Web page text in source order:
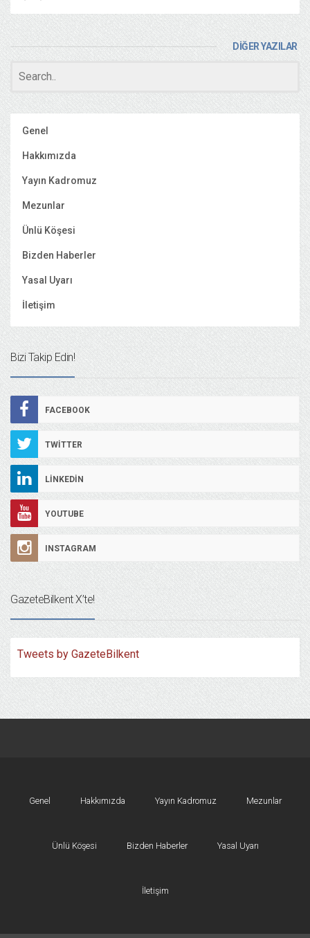
DİĞER YAZILAR
Genel
Hakkımızda
Yayın Kadromuz
Mezunlar
Ünlü Köşesi
Bizden Haberler
Yasal Uyarı
İletişim
Bizi Takip Edin!
FACEBOOK
TWITTER
LINKEDIN
YOUTUBE
INSTAGRAM
GazeteBilkent X’te!
Tweets by GazeteBilkent
Genel Hakkımızda Yayın Kadromuz Mezunlar
Ünlü Köşesi Bizden Haberler Yasal Uyarı
İletişim